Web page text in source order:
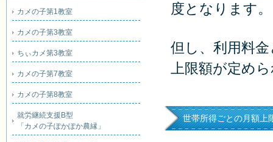
度となります。
但し、利用料
上限額が定め
世帯所得ごとの月額上
カメの子第1教室
カメの子第3教室
ちぃカメ第3教室
カメの子第7教室
カメの子第8教室
就労継続支援B型
「カメの子ぽかぽか農縁」